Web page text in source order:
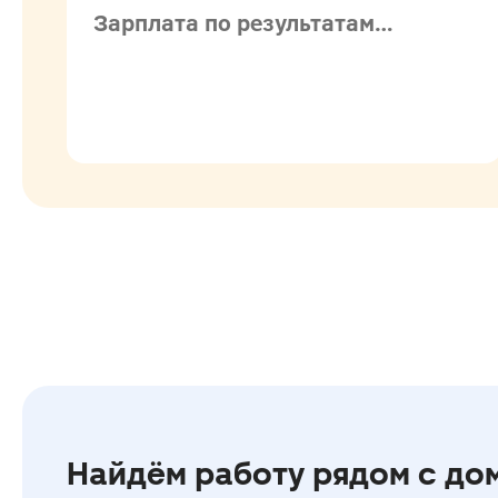
продукция)
Зарплата по результатам
Найдём работу рядом c